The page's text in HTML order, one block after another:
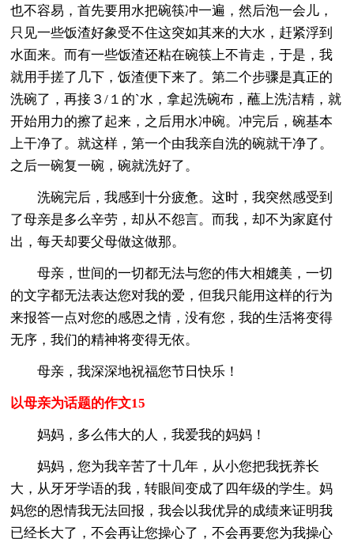
也不容易，首先要用水把碗筷冲一遍，然后泡一会儿，
只见一些饭渣好象受不住这突如其来的大水，赶紧浮到
水面来。而有一些饭渣还粘在碗筷上不肯走，于是，我
就用手搓了几下，饭渣便下来了。第二个步骤是真正的
洗碗了，再接３/１的`水，拿起洗碗布，蘸上洗洁精，就
开始用力的擦了起来，之后用水冲碗。冲完后，碗基本
上干净了。就这样，第一个由我亲自洗的碗就干净了。
之后一碗复一碗，碗就洗好了。
洗碗完后，我感到十分疲惫。这时，我突然感受到
了母亲是多么辛劳，却从不怨言。而我，却不为家庭付
出，每天却要父母做这做那。
母亲，世间的一切都无法与您的伟大相媲美，一切
的文字都无法表达您对我的爱，但我只能用这样的行为
来报答一点对您的感恩之情，没有您，我的生活将变得
无序，我们的精神将变得无依。
母亲，我深深地祝福您节日快乐！
以母亲为话题的作文15
妈妈，多么伟大的人，我爱我的妈妈！
妈妈，您为我辛苦了十几年，从小您把我抚养长
大，从牙牙学语的我，转眼间变成了四年级的学生。妈
妈您的恩情我无法回报，我会以我优异的成绩来证明我
已经长大了，不会再让您操心了，不会再要您为我操心